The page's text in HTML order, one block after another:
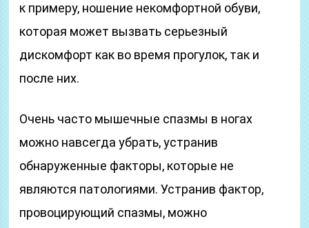
к примеру, ношение некомфортной обуви,
которая может вызвать серьезный
дискомфорт как во время прогулок, так и
после них.
Очень часто мышечные спазмы в ногах
можно навсегда убрать, устранив
обнаруженные факторы, которые не
являются патологиями. Устранив фактор,
провоцирующий спазмы, можно